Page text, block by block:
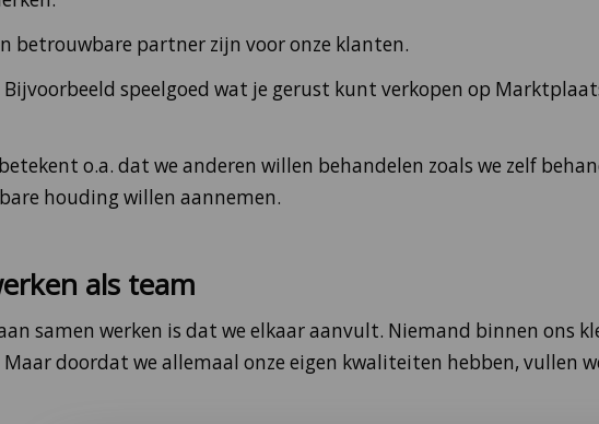
betrouwbare partner zijn voor onze klanten.
Bijvoorbeeld speelgoed wat je gerust kunt verkopen op
o.a. dat we anderen willen behandelen zoals we zelf
houding willen aannemen.
als team
samen werken is dat we elkaar aanvult. Niemand binnen ons
doordat we allemaal onze eigen kwaliteiten hebben, vullen